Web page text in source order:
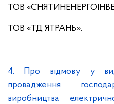
ТОВ
ТОВ «ТД ЯТРАНЬ».
4. Про відмову у
провадження
виробництва